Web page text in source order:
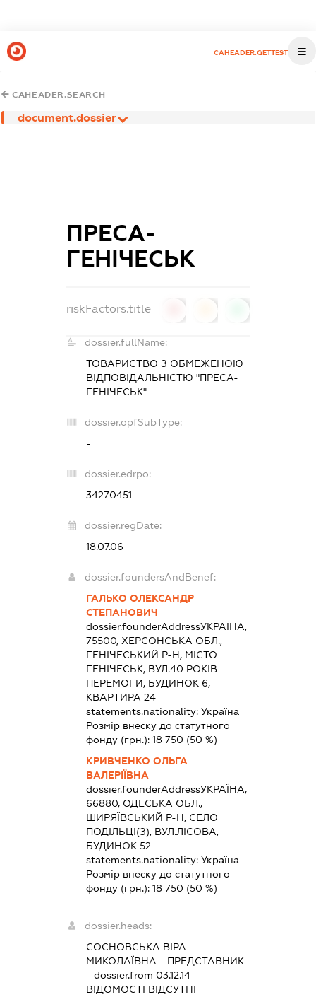
CAHEADER.GETTEST
CAHEADER.SEARCH
document.dossier
ПРЕСА-
ГЕНІЧЕСЬК
riskFactors.title
dossier.fullName:
ТОВАРИСТВО З ОБМЕЖЕНОЮ
ВІДПОВІДАЛЬНІСТЮ "ПРЕСА-
ГЕНІЧЕСЬК"
dossier.opfSubType:
-
dossier.edrpo:
34270451
dossier.regDate:
18.07.06
dossier.foundersAndBenef:
ГАЛЬКО ОЛЕКСАНДР
СТЕПАНОВИЧ
dossier.founderAddressУКРАЇНА,
75500, ХЕРСОНСЬКА ОБЛ.,
ГЕНІЧЕСЬКИЙ Р-Н, МІСТО
ГЕНІЧЕСЬК, ВУЛ.40 РОКІВ
ПЕРЕМОГИ, БУДИНОК 6,
КВАРТИРА 24
statements.nationality:Україна
Розмір внеску до статутного
фонду (грн.):18 750 (50 %)
КРИВЧЕНКО ОЛЬГА
ВАЛЕРІЇВНА
dossier.founderAddressУКРАЇНА,
66880, ОДЕСЬКА ОБЛ.,
ШИРЯЇВСЬКИЙ Р-Н, СЕЛО
ПОДІЛЬЦІ(З), ВУЛ.ЛІСОВА,
БУДИНОК 52
statements.nationality:Україна
Розмір внеску до статутного
фонду (грн.):18 750 (50 %)
dossier.heads:
СОСНОВСЬКА ВІРА
МИКОЛАЇВНА - ПРЕДСТАВНИК
- dossier.from 03.12.14
ВІДОМОСТІ ВІДСУТНІ